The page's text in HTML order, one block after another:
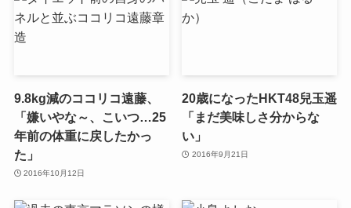
9.8kg減のココリコ遠藤、
「嫌いやな～、こいつ…25
年前の体重に戻したかっ
た」
2016年10月12日
20歳になったHKT48兒玉遥
「まだ美味しさ分からな
い」
2016年9月21日